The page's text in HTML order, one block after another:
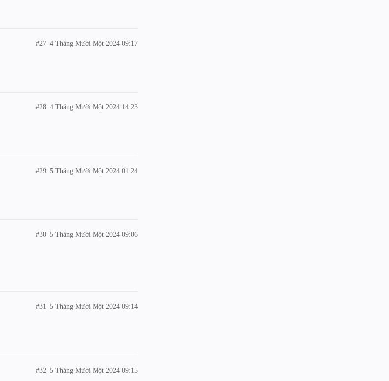
4 Tháng Mười Một 2024 09:17
#27
4 Tháng Mười Một 2024 14:23
#28
5 Tháng Mười Một 2024 01:24
#29
5 Tháng Mười Một 2024 09:06
#30
5 Tháng Mười Một 2024 09:14
#31
5 Tháng Mười Một 2024 09:15
#32